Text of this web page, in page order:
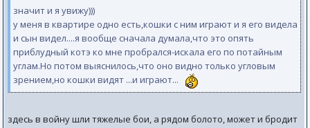
значит и я увижу)))
у меня в квартире одно есть,кошки с ним играют и я его видела
и сын видел....я вообще сначала думала,что это опять
приблудный котэ ко мне пробрался-искала его по потайным
углам.Но потом выяснилось,что оно видно только угловым
зрением,но кошки видят ...и играют...
здесь в войну шли тяжелые бои, а рядом болото, может и бродит